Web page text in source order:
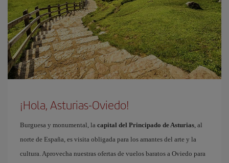
¡Hola, Asturias-Oviedo!
Burguesa y monumental, la capital del Principado de Asturias , al
norte de España, es visita obligada para los amantes del arte y la
cultura. Aprovecha nuestras ofertas de vuelos baratos a Oviedo para